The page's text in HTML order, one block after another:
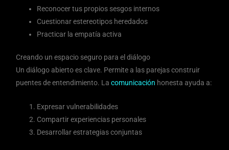
Reconocer tus propios sesgos internos
Cuestionar estereotipos heredados
Practicar la empatía activa
Creando un espacio seguro para el diálogo
Un diálogo abierto es clave. Permite a las parejas construir
puentes de entendimiento. Lacomunicación honesta ayuda a:
Expresar vulnerabilidades
Compartir experiencias personales
Desarrollar estrategias conjuntas